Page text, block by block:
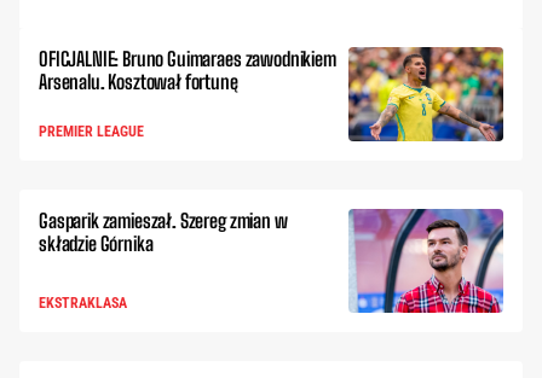
OFICJALNIE: Bruno Guimaraes zawodnikiem
Arsenalu. Kosztował fortunę
PREMIER LEAGUE
Gasparik zamieszał. Szereg zmian w
składzie Górnika
EKSTRAKLASA